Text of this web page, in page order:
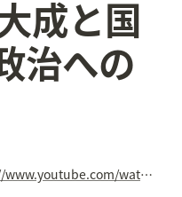
成と国
治への
https://www.youtube.com/watch?v=sg5bXeCECEY